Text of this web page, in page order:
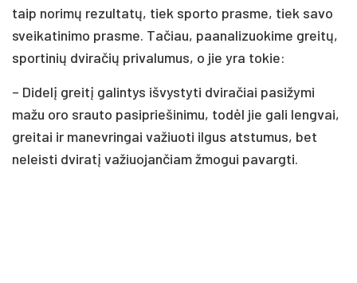
taip norimų rezultatų, tiek sporto prasme, tiek savo
sveikatinimo prasme. Tačiau, paanalizuokime greitų,
sportinių dviračių privalumus, o jie yra tokie:
– Didelį greitį galintys išvystyti dviračiai pasižymi
mažu oro srauto pasipriešinimu, todėl jie gali lengvai,
greitai ir manevringai važiuoti ilgus atstumus, bet
neleisti dviratį važiuojančiam žmogui pavargti.